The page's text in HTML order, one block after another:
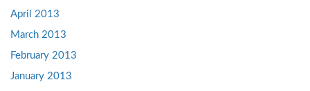
April 2013
March 2013
February 2013
January 2013